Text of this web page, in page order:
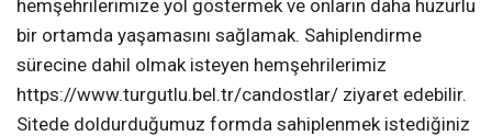
hemşehrilerimize yol göstermek ve onların daha huzurlu
bir ortamda yaşamasını sağlamak. Sahiplendirme
sürecine dahil olmak isteyen hemşehrilerimiz
https://www.turgutlu.bel.tr/candostlar/ ziyaret edebilir.
Sitede doldurduğumuz formda sahiplenmek istediğiniz